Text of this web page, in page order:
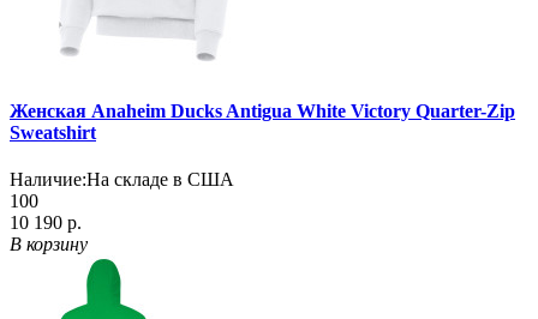
Женская Anaheim Ducks Antigua White Victory Quarter-Zip
Sweatshirt
Наличие:На складе в США
100
10 190 р.
В корзину